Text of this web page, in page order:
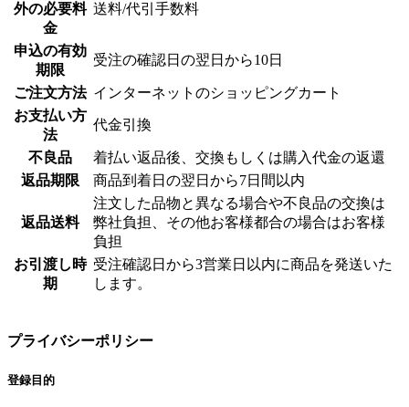
外の必要料
金
送料/代引手数料
申込の有効
期限
受注の確認日の翌日から10日
ご注文方法 インターネットのショッピングカート
お支払い方
法
代金引換
不良品
着払い返品後、交換もしくは購入代金の返還
返品期限
商品到着日の翌日から7日間以内
返品送料
注文した品物と異なる場合や不良品の交換は
弊社負担、その他お客様都合の場合はお客様
負担
お引渡し時
期
受注確認日から3営業日以内に商品を発送いた
します。
プライバシーポリシー
登録目的